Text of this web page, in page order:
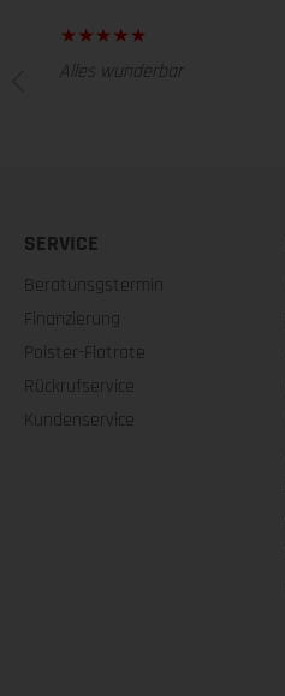
Alles wunderbar
SERVICE
Beratunsgstermin
Finanzierung
Polster-Flatrate
Rückrufservice
Kundenservice